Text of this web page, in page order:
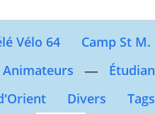
Vélo 64 Camp St
Animateurs —
Divers Tags